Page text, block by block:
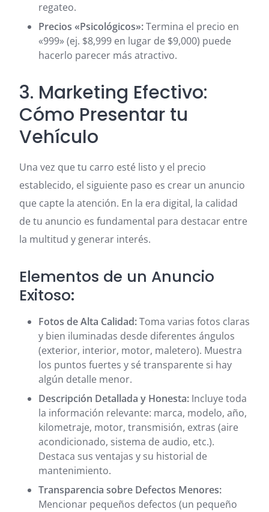
regateo.
Precios «Psicológicos»:Termina el precio en
«999» (ej. $8,999 en lugar de $9,000) puede
hacerlo parecer más atractivo.
3. Marketing Efectivo:
Cómo Presentar tu
Vehículo
Una vez que tu carro esté listo y el precio
establecido, el siguiente paso es crear un anuncio
que capte la atención. En la era digital, la calidad
de tu anuncio es fundamental para destacar entre
la multitud y generar interés.
Elementos de un Anuncio
Exitoso:
Fotos de Alta Calidad:Toma varias fotos claras
y bien iluminadas desde diferentes ángulos
(exterior, interior, motor, maletero). Muestra
los puntos fuertes y sé transparente si hay
algún detalle menor.
Descripción Detallada y Honesta: Incluye toda
la información relevante: marca, modelo, año,
kilometraje, motor, transmisión, extras (aire
acondicionado, sistema de audio, etc.).
Destaca sus ventajas y su historial de
mantenimiento.
Transparencia sobre Defectos Menores:
Mencionar pequeños defectos (un pequeño